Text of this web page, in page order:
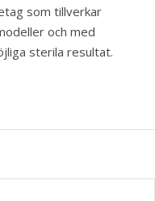
som tillverkar
och med
sterila resultat.